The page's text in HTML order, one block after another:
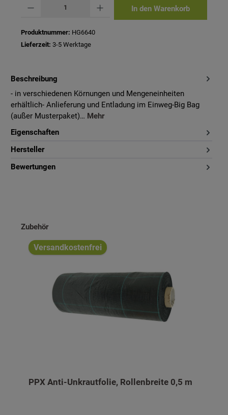
In den Warenkorb
Produktnummer: HG6640
Lieferzeit: 3-5 Werktage
Beschreibung
- in verschiedenen Körnungen und Mengeneinheiten
erhältlich- Anlieferung und Entladung im Einweg-Big Bag
(außer Musterpaket)… Mehr
Eigenschaften
Hersteller
Bewertungen
Produktgalerie überspringen
Zubehör
Versandkostenfrei
PPX Anti-Unkrautfolie, Rollenbreite 0,5 m